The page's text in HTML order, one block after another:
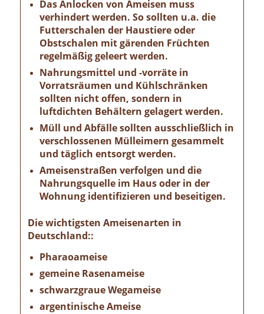
Das Anlocken von Ameisen muss
verhindert werden. So sollten u.a. die
Futterschalen der Haustiere oder
Obstschalen mit gärenden Früchten
regelmäßig geleert werden.
Nahrungsmittel und -vorräte in
Vorratsräumen und Kühlschränken
sollten nicht offen, sondern in
luftdichten Behältern gelagert werden.
Müll und Abfälle sollten ausschließlich in
verschlossenen Mülleimern gesammelt
und täglich entsorgt werden.
Ameisenstraßen verfolgen und die
Nahrungsquelle im Haus oder in der
Wohnung identifizieren und beseitigen.
Die wichtigsten Ameisenarten in
Deutschland::
Pharaoameise
gemeine Rasenameise
schwarzgraue Wegameise
argentinische Ameise